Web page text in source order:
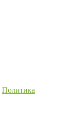
Политика